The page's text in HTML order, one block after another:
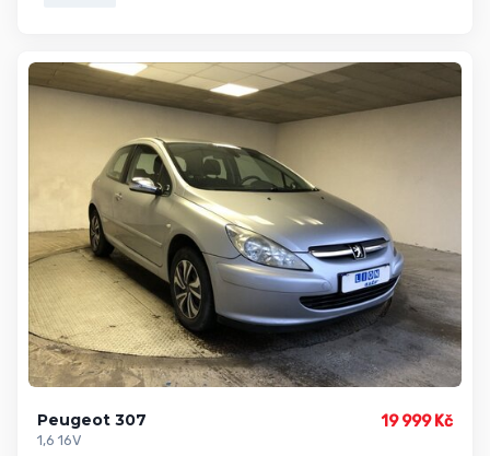
Peugeot 307
1,6 16V
19 999 Kč